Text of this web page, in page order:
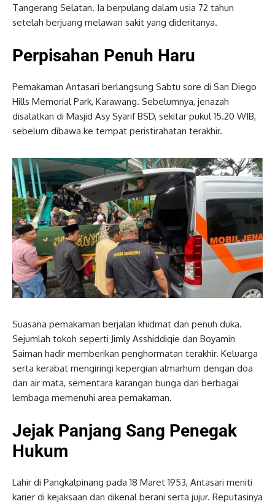
Tangerang Selatan. Ia berpulang dalam usia 72 tahun
setelah berjuang melawan sakit yang dideritanya.
Perpisahan Penuh Haru
Pemakaman Antasari berlangsung Sabtu sore di San Diego
Hills Memorial Park, Karawang. Sebelumnya, jenazah
disalatkan di Masjid Asy Syarif BSD, sekitar pukul 15.20 WIB,
sebelum dibawa ke tempat peristirahatan terakhir.
Suasana pemakaman berjalan khidmat dan penuh duka.
Sejumlah tokoh seperti Jimly Asshiddiqie dan Boyamin
Saiman hadir memberikan penghormatan terakhir. Keluarga
serta kerabat mengiringi kepergian almarhum dengan doa
dan air mata, sementara karangan bunga dari berbagai
lembaga memenuhi area pemakaman.
Jejak Panjang Sang Penegak
Hukum
Lahir di Pangkalpinang pada 18 Maret 1953, Antasari meniti
karier di kejaksaan dan dikenal berani serta jujur. Reputasinya